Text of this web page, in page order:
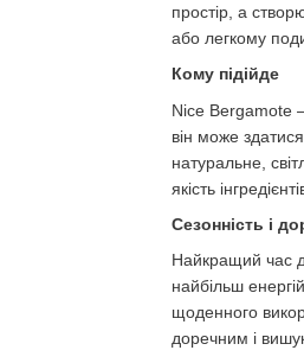
простір, а
або легкому
Кому підійде
Nice Bergamote –
він може
натуральне,
якість
Сезонність і
Найкращий час
найбільш
щоденного
доречним і